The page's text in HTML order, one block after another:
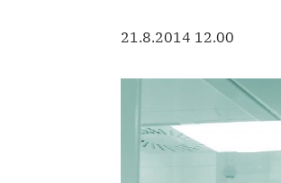
21.8.2014 12.00